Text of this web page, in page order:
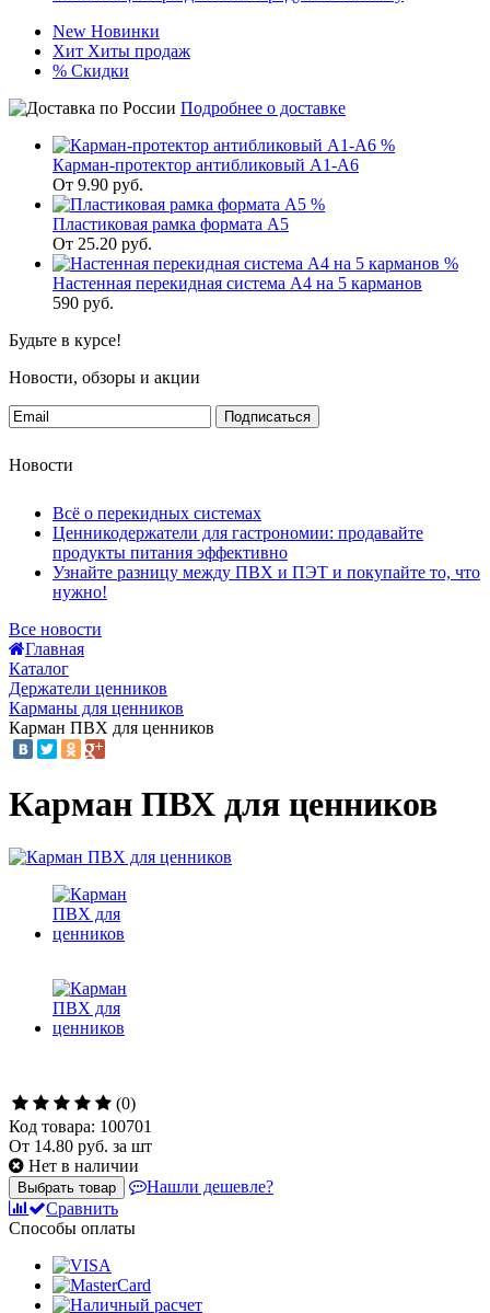
New Новинки
Хит Хиты продаж
% Скидки
Подробнее о доставке
%
Карман-протектор антибликовый А1-А6
От 9.90 руб.
%
Пластиковая рамка формата А5
От 25.20 руб.
%
Настенная перекидная система А4 на 5 карманов
590 руб.
Будьте в курсе!
Новости, обзоры и акции
Подписаться
Новости
Всё о перекидных системах
Ценникодержатели для гастрономии: продавайте
продукты питания эффективно
Узнайте разницу между ПВХ и ПЭТ и покупайте то, что
нужно!
Все новости
Главная
Каталог
Держатели ценников
Карманы для ценников
Карман ПВХ для ценников
Карман ПВХ для ценников
(0)
Код товара: 100701
От 14.80 руб. за шт
Нет в наличии
Выбрать товар
Нашли дешевле?
Сравнить
Способы оплаты